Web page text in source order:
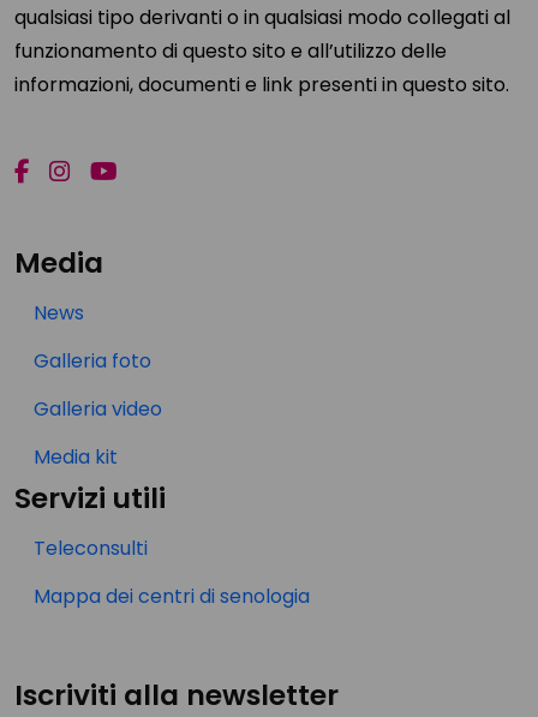
qualsiasi tipo derivanti o in qualsiasi modo collegati al
funzionamento di questo sito e all’utilizzo delle
informazioni, documenti e link presenti in questo sito.
Media
News
Galleria foto
Galleria video
Media kit
Servizi utili
Teleconsulti
Mappa dei centri di senologia
Iscriviti alla newsletter